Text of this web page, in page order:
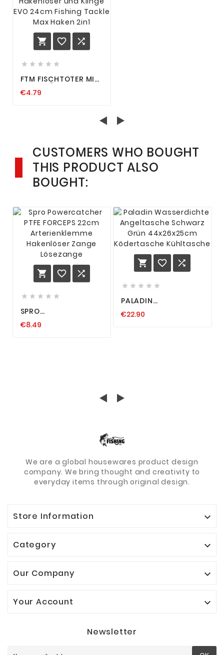
  
    
FTM FISCHTÖTER MIT
HAKENLÖSER UND
KLINGE EVO 24CM
€4.79
CUSTOMERS WHO BOUGHT
THIS PRODUCT ALSO
BOUGHT:
  
    
SPRO
FORCEPS 22CM
€8.49
  
    
PALADIN
ANGELTASCHE
€22.90
We are a global housewares product design
company. We bring thought and creativity to
everyday items through original design.
Store Information 
Category 
Our Company 
Your Account 
Newsletter